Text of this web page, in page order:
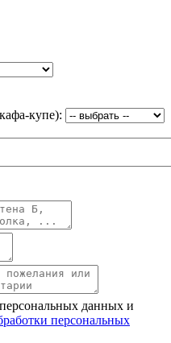
купе):
данных и
персональных